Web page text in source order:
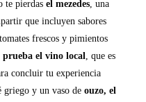
te pierdasel mezedes, una
que incluyen sabores
frescos y pimientos
prueba el vino local, que es
concluir tu experiencia
griego y un vaso deouzo, el